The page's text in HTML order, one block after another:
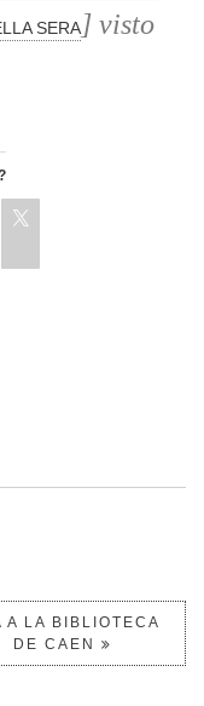
SERA] visto
A LA BIBLIOTECA
DE CAEN